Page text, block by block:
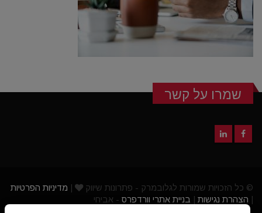
שמרו על קשר
© כל הזכויות שמורות לגלובמרק - פתרונות שיווק
מדיניות הפרטיות
הצהרת נגישות בניית אתרי וורדפרס - אביחי